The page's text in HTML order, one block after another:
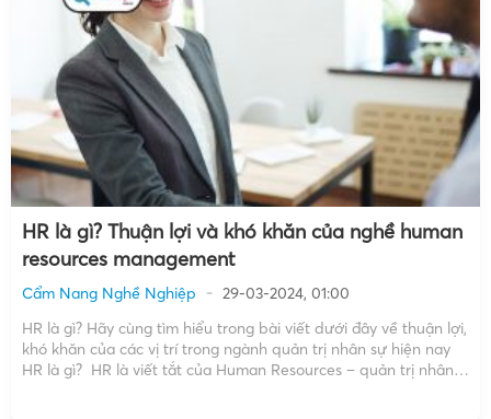
HR là gì? Thuận lợi và khó khăn của nghề human
resources management
Cẩm Nang Nghề Nghiệp
29-03-2024, 01:00
HR là gì? Hãy cùng tìm hiểu trong bài viết dưới đây về thuận lợi,
khó khăn của các vị trí trong ngành quản trị nhân sự hiện nay
HR là gì? HR là viết tắt của Human Resources – quản trị nhân